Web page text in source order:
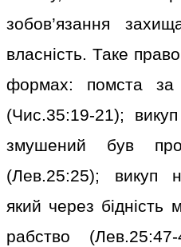
зобов’язання
власність. Таке
формах: помста за
(Чис.35:19-21);
змушений був
(Лев.25:25); викуп
який через
рабство